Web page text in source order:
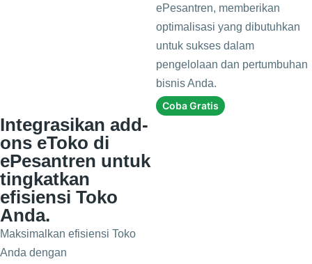
ePesantren, memberikan
optimalisasi yang dibutuhkan
untuk sukses dalam
pengelolaan dan pertumbuhan
bisnis Anda.
Coba Gratis
Integrasikan add-
ons eToko di
ePesantren untuk
tingkatkan
efisiensi Toko
Anda.
Maksimalkan efisiensi Toko
Anda dengan